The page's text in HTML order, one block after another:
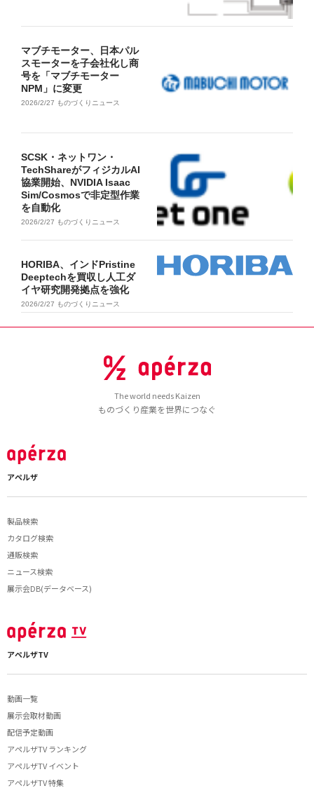
マブチモーター、日本パル
スモーターを子会社化し商
号を「マブチモーター
NPM」に変更
2026/2/27 ものづくりニュース
SCSK・ネットワン・
TechShareがフィジカルAI
協業開始、NVIDIA Isaac
Sim/Cosmosで非定型作業
を自動化
2026/2/27 ものづくりニュース
HORIBA、インドPristine
Deeptechを買収し人工ダ
イヤ研究開発拠点を強化
2026/2/27 ものづくりニュース
The world needs Kaizen
ものづくり産業を世界につなぐ
アペルザ
製品検索
カタログ検索
通販検索
ニュース検索
展示会DB(データベース)
アペルザTV
動画一覧
展示会取材動画
配信予定動画
アペルザTV ランキング
アペルザTV イベント
アペルザTV 特集